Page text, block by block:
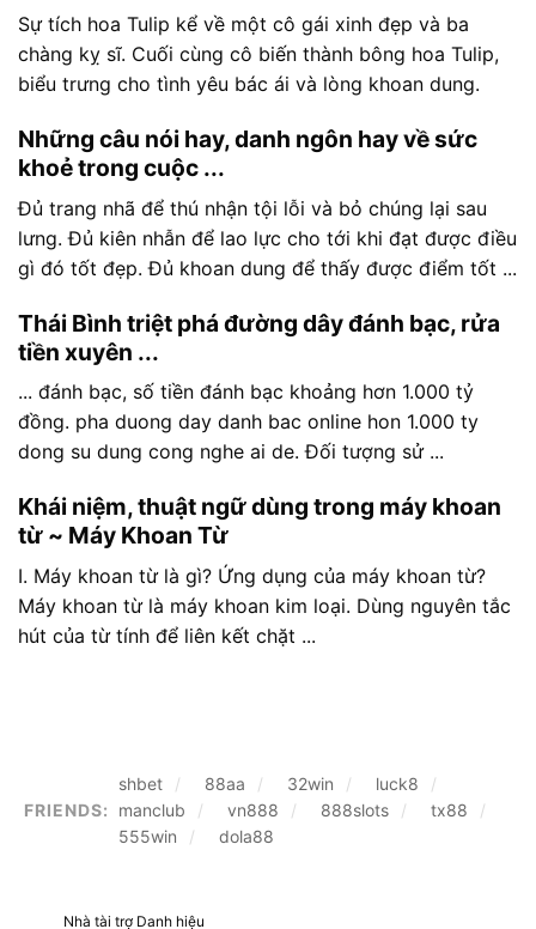
Sự tích hoa Tulip kể về một cô gái xinh đẹp và ba
chàng kỵ sĩ. Cuối cùng cô biến thành bông hoa Tulip,
biểu trưng cho tình yêu bác ái và lòng khoan dung.
Những câu nói hay, danh ngôn hay về sức
khoẻ trong cuộc ...
Đủ trang nhã để thú nhận tội lỗi và bỏ chúng lại sau
lưng. Đủ kiên nhẫn để lao lực cho tới khi đạt được điều
gì đó tốt đẹp. Đủ khoan dung để thấy được điểm tốt ...
Thái Bình triệt phá đường dây đánh bạc, rửa
tiền xuyên ...
... đánh bạc, số tiền đánh bạc khoảng hơn 1.000 tỷ
đồng. pha duong day danh bac online hon 1.000 ty
dong su dung cong nghe ai de. Đối tượng sử ...
Khái niệm, thuật ngữ dùng trong máy khoan
từ ~ Máy Khoan Từ
I. Máy khoan từ là gì? Ứng dụng của máy khoan từ?
Máy khoan từ là máy khoan kim loại. Dùng nguyên tắc
hút của từ tính để liên kết chặt ...
FRIENDS:
shbet 88aa 32win
luck8
manclub
vn888 888slots
tx88
555win
dola88
Nhà tài trợ Danh hiệu